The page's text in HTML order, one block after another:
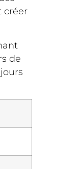
créer
de